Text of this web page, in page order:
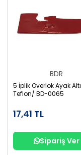
BDR
5 İplik Overlok Ayak Altı
Teflon/ BD-0065
17,41 TL
Sipariş Ver